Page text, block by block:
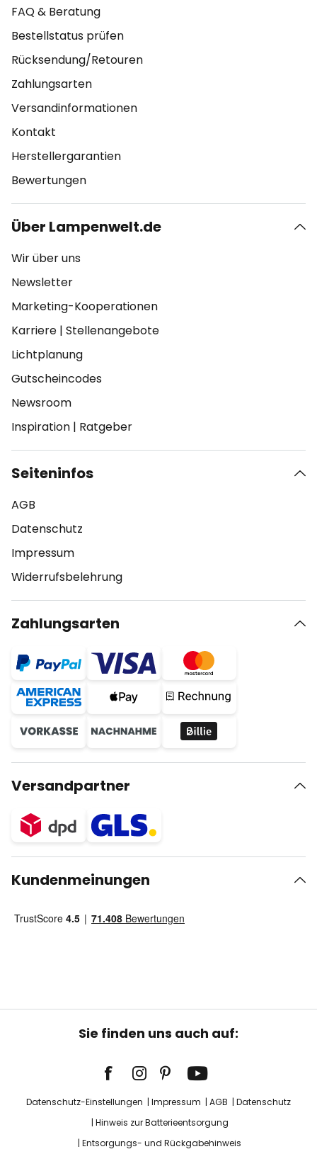
FAQ & Beratung
Bestellstatus prüfen
Rücksendung/Retouren
Zahlungsarten
Versandinformationen
Kontakt
Herstellergarantien
Bewertungen
Über Lampenwelt.de
Wir über uns
Newsletter
Marketing-Kooperationen
Karriere | Stellenangebote
Lichtplanung
Gutscheincodes
Newsroom
Inspiration | Ratgeber
Seiteninfos
AGB
Datenschutz
Impressum
Widerrufsbelehrung
Zahlungsarten
Versandpartner
Kundenmeinungen
Sie finden uns auch auf:
Datenschutz-Einstellungen Impressum AGB
Datenschutz
Hinweis zur Batterieentsorgung
Entsorgungs- und Rückgabehinweis